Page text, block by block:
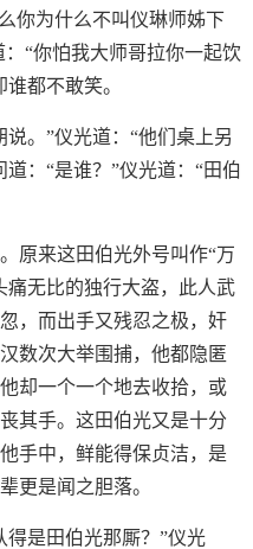
你为什么不叫仪琳师姊下
“你怕我大师哥拉你一起饮
都不敢笑。
。”仪光道：“他们桌上另
：“是谁？”仪光道：“田伯
原来这田伯光外号叫作“万
痛无比的独行大盗，此人武
，而出手又残忍之极，奸
数次大举围捕，他都隐匿
却一个一个地去收拾，或
其手。这田伯光又是十分
手中，鲜能得保贞洁，是
更是闻之胆落。
得是田伯光那厮？”仪光